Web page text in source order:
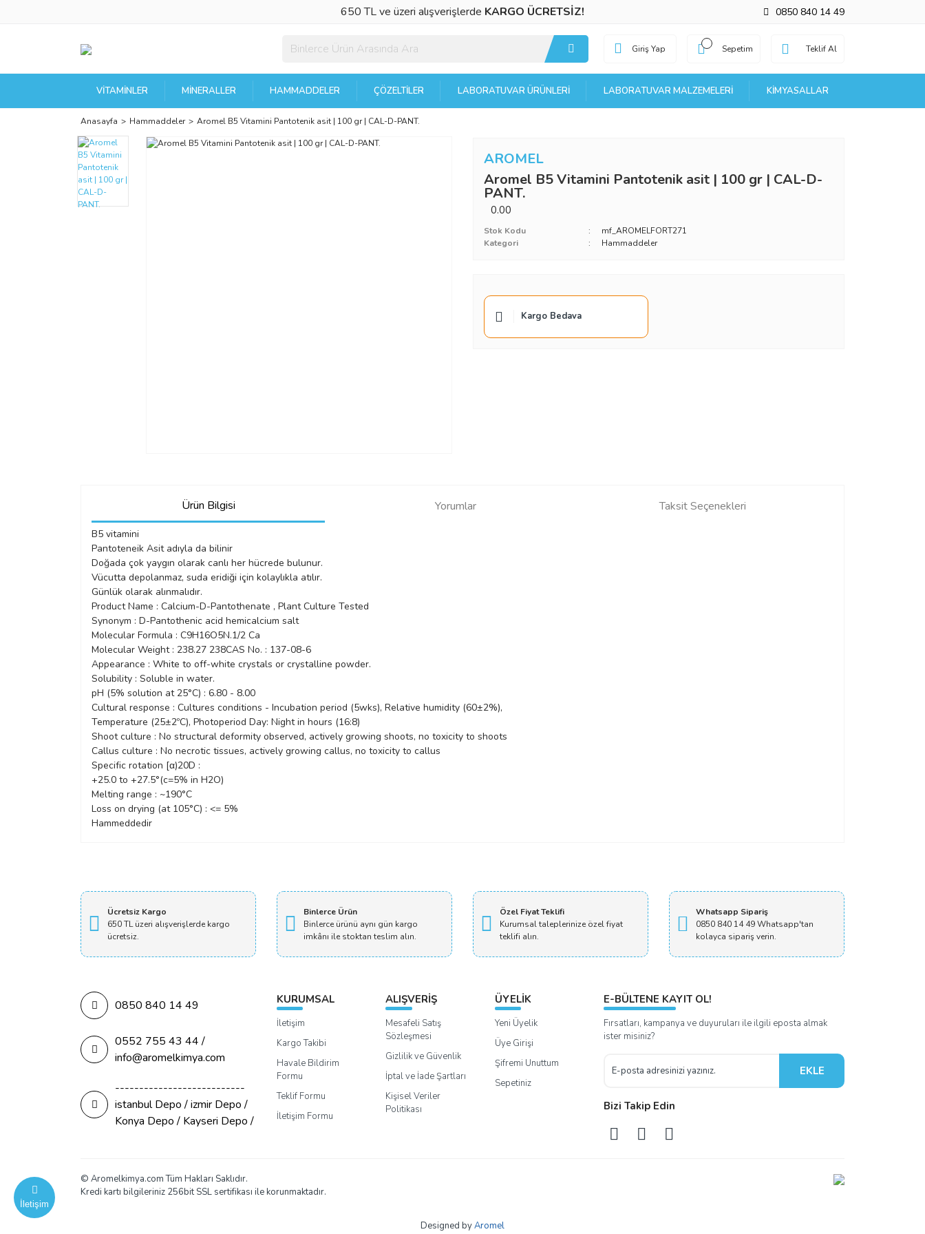
650 TL ve üzeri alışverişlerde KARGO ÜCRETSİZ! 0850 840 14 49
Giriş Yap Sepetim Teklif Al
VITAMINLER MINERALLER HAMMADDELER ÇÖZELTILER LABORATUVAR ÜRÜNLERI LABORATUVAR MALZEMELERI KIMYASALLAR
Anasayfa Hammaddeler Aromel B5 Vitamini Pantotenik asit | 100 gr | CAL-D-PANT.
AROMEL
Aromel B5 Vitamini Pantotenik asit | 100 gr | CAL-D-
PANT.
0.00
Stok Kodu
mf_AROMELFORT271
Kategori
Hammaddeler
Kargo Bedava
Ürün Bilgisi Yorumlar Taksit Seçenekleri
B5 vitamini
Pantoteneik Asit adıyla da bilinir
Doğada çok yaygın olarak canlı her hücrede bulunur.
Vücutta depolanmaz, suda eridiği için kolaylıkla atılır.
Günlük olarak alınmalıdır.
Product Name : Calcium-D-Pantothenate , Plant Culture Tested
Synonym : D-Pantothenic acid hemicalcium salt
Molecular Formula : C9H16O5N.1/2 Ca
Molecular Weight : 238.27 238CAS No. : 137-08-6
Appearance : White to off-white crystals or crystalline powder.
Solubility : Soluble in water.
pH (5% solution at 25°C) : 6.80 - 8.00
Cultural response : Cultures conditions - Incubation period (5wks), Relative humidity (60±2%),
Temperature (25±2ºC), Photoperiod Day: Night in hours (16:8)
Shoot culture : No structural deformity observed, actively growing shoots, no toxicity to shoots
Callus culture : No necrotic tissues, actively growing callus, no toxicity to callus
Specific rotation [α)20D :
+25.0 to +27.5°(c=5% in H2O)
Melting range : ~190°C
Loss on drying (at 105°C) : <= 5%
Hammeddedir
İletişim
Ücretsiz Kargo
650 TL üzeri alışverişlerde kargo
ücretsiz.
Binlerce Ürün
Binlerce ürünü aynı gün kargo
imkânı ile stoktan teslim alın.
Özel Fiyat Teklifi
Kurumsal taleplerinize özel fiyat
teklifi alın.
Whatsapp Sipariş
0850 840 14 49 Whatsapp'tan
kolayca sipariş verin.
0850 840 14 49
0552 755 43 44 /
info@aromelkimya.com
---------------------------
istanbul Depo / izmir Depo /
Konya Depo / Kayseri Depo /
KURUMSAL
İletişim
Kargo Takibi
Havale Bildirim
Formu
Teklif Formu
İletişim Formu
ALIŞVERİŞ
Mesafeli Satış
Sözleşmesi
Gizlilik ve Güvenlik
İptal ve İade Şartları
Kişisel Veriler
Politikası
ÜYELİK
Yeni Üyelik
Üye Girişi
Şifremi Unuttum
Sepetiniz
E-BÜLTENE KAYIT OL!
Fırsatları, kampanya ve duyuruları ile ilgili eposta almak
ister misiniz?
EKLE
Bizi Takip Edin
© Aromelkimya.com Tüm Hakları Saklıdır.
Kredi kartı bilgileriniz 256bit SSL sertifikası ile korunmaktadır.
Designed byAromel